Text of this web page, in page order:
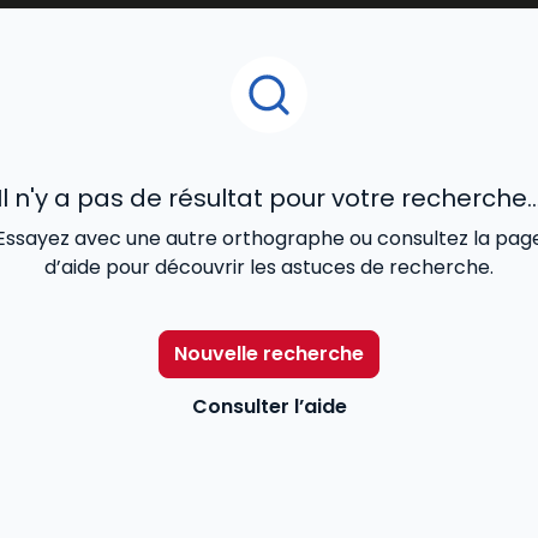
HSE, offrant ainsi auxjuristes, responsables
Il n'y a pas de résultat pour votre
avec une autre orthographe ou consultez la
d’aide pour découvrir les astuces de recherche.
Nouvelle recherche
Consulter l’aide